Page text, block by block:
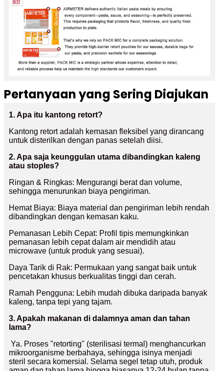
Pertanyaan yang Sering Diajukan
1. Apa itu kantong retort?
Kantong retort adalah kemasan fleksibel yang dirancang
untuk disterilkan dengan panas setelah diisi.
2. Apa saja keunggulan utama dibandingkan kaleng
atau stoples?
Ringan & Ringkas: Mengurangi berat dan volume,
sehingga menurunkan biaya pengiriman.
Hemat Biaya: Biaya material dan pengiriman lebih rendah
dibandingkan dengan kemasan kaku.
Pemanasan Lebih Cepat: Profil tipis memungkinkan
pemanasan lebih cepat dalam air mendidih atau
microwave (untuk produk yang sesuai).
Daya Tarik di Rak: Permukaan yang sangat baik untuk
pencetakan khusus berkualitas tinggi dan cerah.
Ramah Pengguna: Lebih mudah dibuka daripada banyak
kaleng, tanpa tepi yang tajam.
3. Apakah makanan di dalamnya aman dan tahan
lama?
Ya. Proses "retorting" (sterilisasi termal) menghancurkan
mikroorganisme berbahaya, sehingga isinya menjadi
steril secara komersial. Selama segel tetap utuh, produk